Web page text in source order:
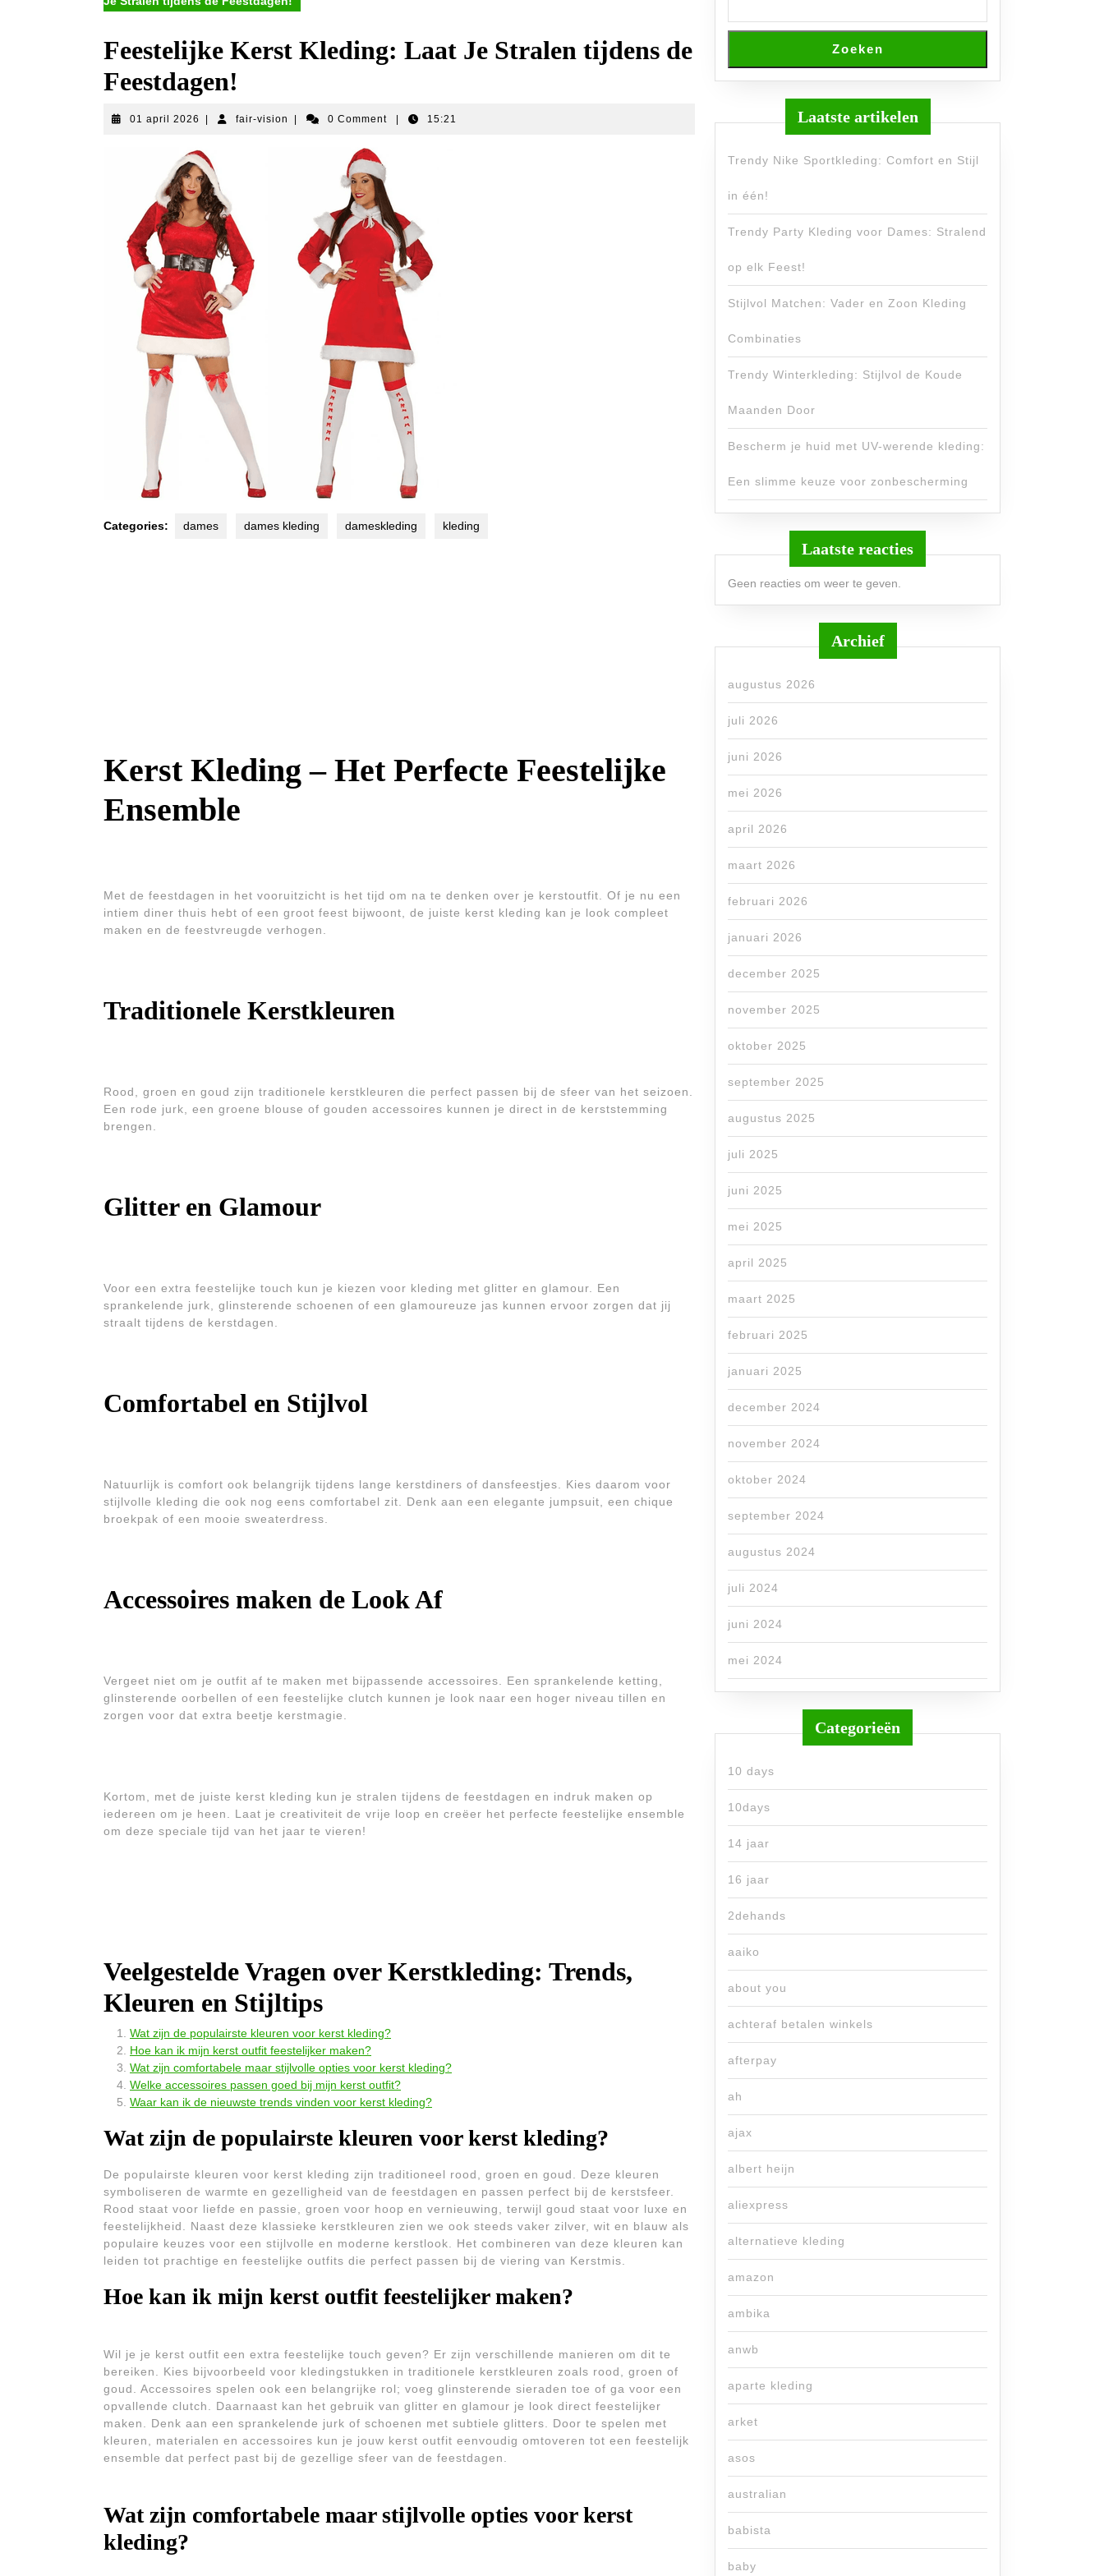
Feestelijke Kerst Kleding: Laat Je Stralen tijdens de
Feestdagen!
01 april 2026 01
2026
fair-vision fair-
0 Comment 15:21
Categories: dames dames kleding dameskleding kleding
Kerst Kleding – Het Perfecte Feestelijke
Ensemble
Met de feestdagen in het vooruitzicht is het tijd om na te denken over je kerstoutfit. Of je nu een
intiem diner thuis hebt of een groot feest bijwoont, de juiste kerst kleding kan je look compleet
maken en de feestvreugde verhogen.
Traditionele Kerstkleuren
Rood, groen en goud zijn traditionele kerstkleuren die perfect passen bij de sfeer van het seizoen.
Een rode jurk, een groene blouse of gouden accessoires kunnen je direct in de kerststemming
brengen.
Glitter en Glamour
Voor een extra feestelijke touch kun je kiezen voor kleding met glitter en glamour. Een
sprankelende jurk, glinsterende schoenen of een glamoureuze jas kunnen ervoor zorgen dat jij
straalt tijdens de kerstdagen.
Comfortabel en Stijlvol
Natuurlijk is comfort ook belangrijk tijdens lange kerstdiners of dansfeestjes. Kies daarom voor
stijlvolle kleding die ook nog eens comfortabel zit. Denk aan een elegante jumpsuit, een chique
broekpak of een mooie sweaterdress.
Accessoires maken de Look Af
Vergeet niet om je outfit af te maken met bijpassende accessoires. Een sprankelende ketting,
glinsterende oorbellen of een feestelijke clutch kunnen je look naar een hoger niveau tillen en
zorgen voor dat extra beetje kerstmagie.
Kortom, met de juiste kerst kleding kun je stralen tijdens de feestdagen en indruk maken op
iedereen om je heen. Laat je creativiteit de vrije loop en creëer het perfecte feestelijke ensemble
om deze speciale tijd van het jaar te vieren!
Veelgestelde Vragen over Kerstkleding: Trends,
Kleuren en Stijltips
Wat zijn de populairste kleuren voor kerst kleding?
Hoe kan ik mijn kerst outfit feestelijker maken?
Wat zijn comfortabele maar stijlvolle opties voor kerst kleding?
Welke accessoires passen goed bij mijn kerst outfit?
Waar kan ik de nieuwste trends vinden voor kerst kleding?
Wat zijn de populairste kleuren voor kerst kleding?
De populairste kleuren voor kerst kleding zijn traditioneel rood, groen en goud. Deze kleuren
symboliseren de warmte en gezelligheid van de feestdagen en passen perfect bij de kerstsfeer.
Rood staat voor liefde en passie, groen voor hoop en vernieuwing, terwijl goud staat voor luxe en
feestelijkheid. Naast deze klassieke kerstkleuren zien we ook steeds vaker zilver, wit en blauw als
populaire keuzes voor een stijlvolle en moderne kerstlook. Het combineren van deze kleuren kan
leiden tot prachtige en feestelijke outfits die perfect passen bij de viering van Kerstmis.
Hoe kan ik mijn kerst outfit feestelijker maken?
Wil je je kerst outfit een extra feestelijke touch geven? Er zijn verschillende manieren om dit te
bereiken. Kies bijvoorbeeld voor kledingstukken in traditionele kerstkleuren zoals rood, groen of
goud. Accessoires spelen ook een belangrijke rol; voeg glinsterende sieraden toe of ga voor een
opvallende clutch. Daarnaast kan het gebruik van glitter en glamour je look direct feestelijker
maken. Denk aan een sprankelende jurk of schoenen met subtiele glitters. Door te spelen met
kleuren, materialen en accessoires kun je jouw kerst outfit eenvoudig omtoveren tot een feestelijk
ensemble dat perfect past bij de gezellige sfeer van de feestdagen.
Wat zijn comfortabele maar stijlvolle opties voor kerst
kleding?
Zoeken
Laatste artikelen
Trendy Nike Sportkleding: Comfort en Stijl
in één!
Trendy Party Kleding voor Dames: Stralend
op elk Feest!
Stijlvol Matchen: Vader en Zoon Kleding
Combinaties
Trendy Winterkleding: Stijlvol de Koude
Maanden Door
Bescherm je huid met UV-werende kleding:
Een slimme keuze voor zonbescherming
Laatste reacties
Geen reacties om weer te geven.
Archief
augustus 2026
juli 2026
juni 2026
mei 2026
april 2026
maart 2026
februari 2026
januari 2026
december 2025
november 2025
oktober 2025
september 2025
augustus 2025
juli 2025
juni 2025
mei 2025
april 2025
maart 2025
februari 2025
januari 2025
december 2024
november 2024
oktober 2024
september 2024
augustus 2024
juli 2024
juni 2024
mei 2024
Categorieën
10 days
10days
14 jaar
16 jaar
2dehands
aaiko
about you
achteraf betalen winkels
afterpay
ah
ajax
albert heijn
aliexpress
alternatieve kleding
amazon
ambika
anwb
aparte kleding
arket
asos
australian
babista
baby